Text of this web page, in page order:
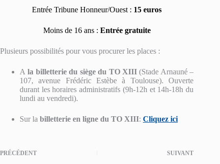
Entrée Tribune Honneur/Ouest : 15 euros
Moins de 16 ans : Entrée gratuite
Plusieurs possibilités pour vous procurer les places :
Ala billetterie du siège du TO XIII(Stade Arnauné –
107, avenue Frédéric Estèbe à Toulouse). Ouverte
durant les horaires administratifs (9h-12h et 14h-18h du
lundi au vendredi).
Sur la billetterie en ligne du TO XIII: Cliquez ici
PRÉCÉDENT SUIVANT